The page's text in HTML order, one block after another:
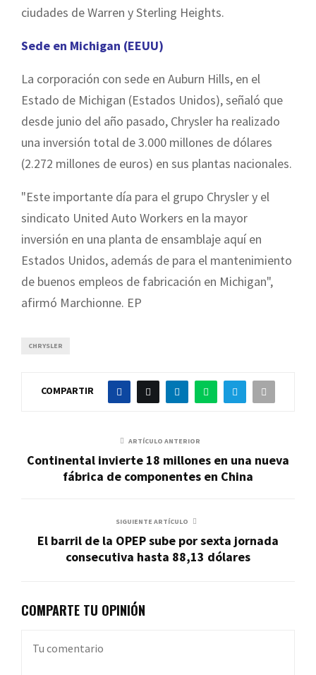
ciudades de Warren y Sterling Heights.
Sede en Michigan (EEUU)
La corporación con sede en Auburn Hills, en el
Estado de Michigan (Estados Unidos), señaló que
desde junio del año pasado, Chrysler ha realizado
una inversión total de 3.000 millones de dólares
(2.272 millones de euros) en sus plantas nacionales.
"Este importante día para el grupo Chrysler y el
sindicato United Auto Workers en la mayor
inversión en una planta de ensamblaje aquí en
Estados Unidos, además de para el mantenimiento
de buenos empleos de fabricación en Michigan",
afirmó Marchionne. EP
CHRYSLER
COMPARTIR
ARTÍCULO ANTERIOR
Continental invierte 18 millones en una nueva
fábrica de componentes en China
SIGUIENTE ARTÍCULO
El barril de la OPEP sube por sexta jornada
consecutiva hasta 88,13 dólares
COMPARTE TU OPINIÓN